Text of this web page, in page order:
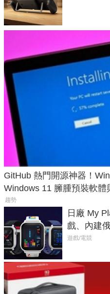
GitHub 熱門開源神器！
Windows 11 臃腫預裝軟體
趨勢
日廠 My
戲、內建
不過竟然
遊戲/電競